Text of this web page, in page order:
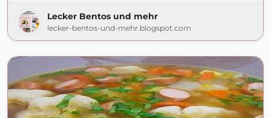
Lecker Bentos und mehr
lecker-bentos-und-mehr.blogspot.com